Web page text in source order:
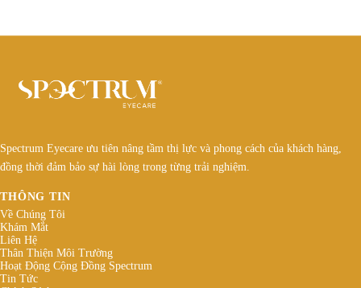
Spectrum Eyecare ưu tiên nâng tầm thị lực và phong cách của khách hàng,
đồng thời đảm bảo sự hài lòng trong từng trải nghiệm.
THÔNG TIN
Về Chúng Tôi
Khám Mắt
Liên Hệ
Thân Thiện Môi Trường
Hoạt Động Cộng Đồng Spectrum
Tin Tức